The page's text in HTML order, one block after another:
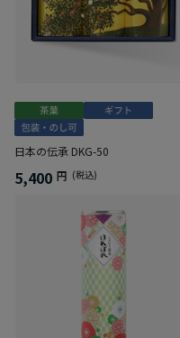
日本の伝承 DKG-50
5,400 円 (税込)